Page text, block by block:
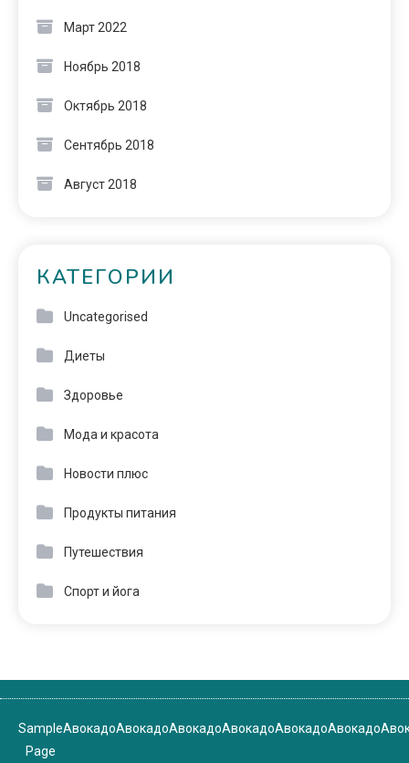
Март 2022
Ноябрь 2018
Октябрь 2018
Сентябрь 2018
Август 2018
КАТЕГОРИИ
Uncategorised
Диеты
Здоровье
Мода и красота
Новости плюс
Продукты питания
Путешествия
Спорт и йога
Sample
Page
АвокадоАвокадоАвокадоАвокадоАвокадоАвокадо